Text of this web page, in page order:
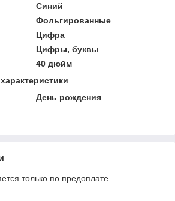
Синий
Фольгированные
Цифра
Цифры, буквы
40 дюйм
День рождения
только по предоплате.